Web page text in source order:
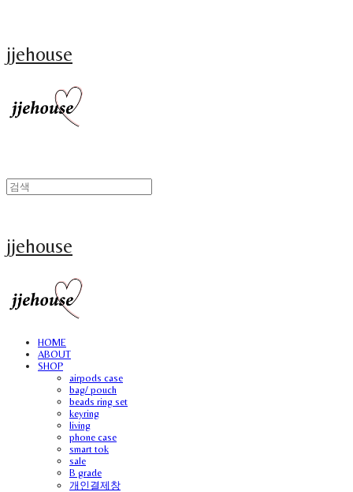
jjehouse
jjehouse
HOME
ABOUT
SHOP
airpods case
bag/ pouch
beads ring set
keyring
living
phone case
smart tok
sale
B grade
개인결제창